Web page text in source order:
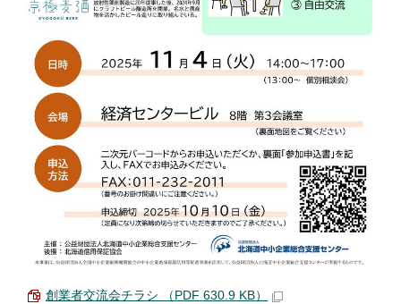
創業者交流会チラシ （PDF 630.9 KB）